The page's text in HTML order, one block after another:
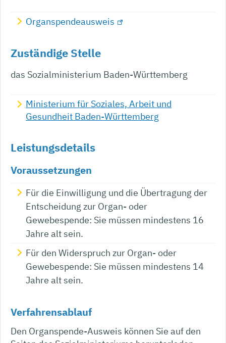
Organspendeausweis
Zuständige Stelle
das Sozialministerium Baden-Württemberg
Ministerium für Soziales, Arbeit und
Gesundheit Baden-Württemberg
Leistungsdetails
Voraussetzungen
Für die Einwilligung und die Übertragung der
Entscheidung zur Organ- oder
Gewebespende: Sie müssen mindestens 16
Jahre alt sein.
Für den Widerspruch zur Organ- oder
Gewebespende: Sie müssen mindestens 14
Jahre alt sein.
Verfahrensablauf
Den Organspende-Ausweis können Sie auf den